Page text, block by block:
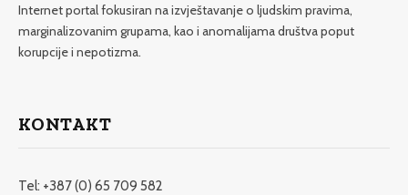
Internet portal fokusiran na izvještavanje o ljudskim pravima,
marginalizovanim grupama, kao i anomalijama društva poput
korupcije i nepotizma.
KONTAKT
Tel: +387 (0) 65 709 582